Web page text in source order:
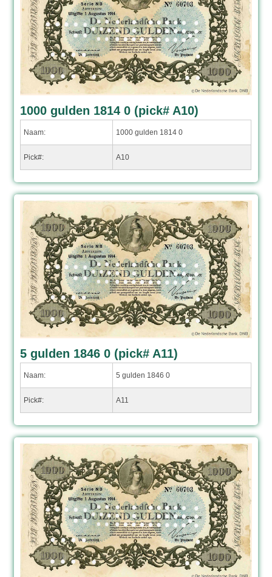
1000 gulden 1814 0 (pick# A10)
Naam: 1000 gulden 1814 0
Pick#: A10
5 gulden 1846 0 (pick# A11)
Naam: 5 gulden 1846 0
Pick#: A11